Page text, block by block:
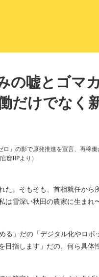
の嘘とゴマ
だけでなく
邸HPより）
た。そもそも、首相就任から
雪深い秋田の農家に生まれ
る」だの「デジタル化やロボ
指します」だの、何ら具体